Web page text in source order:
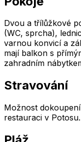
Dvou a třílůžkové
(WC, sprcha),
varnou konvicí a
mají balkon s
zahradním
Stravování
Možnost
restauraci v Potosu.